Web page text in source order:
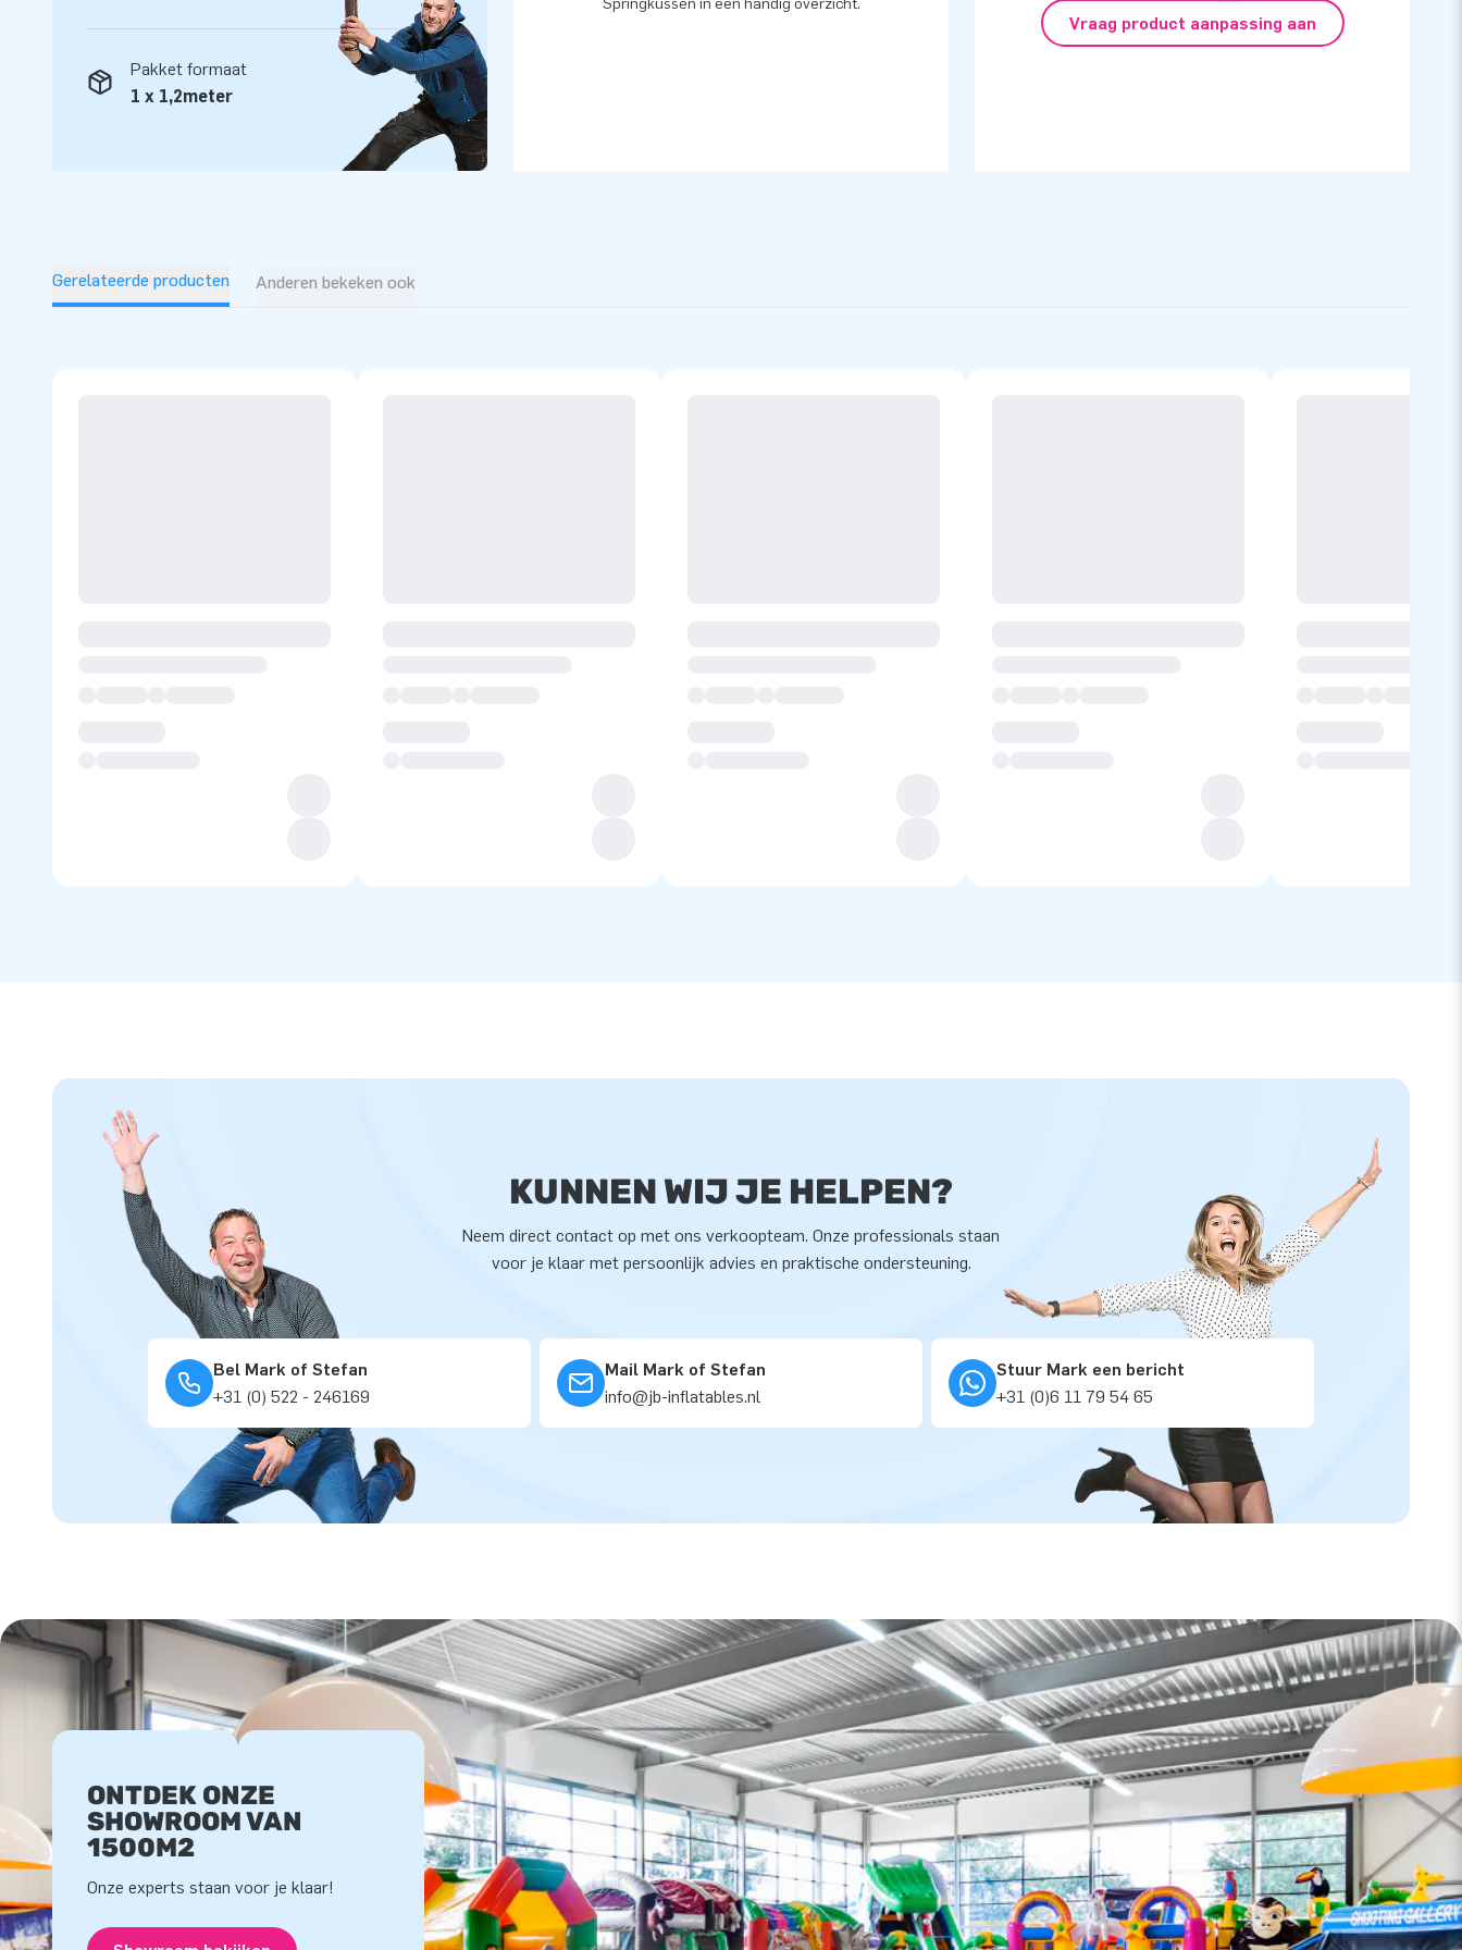
springkussen geschikt voor professioneel gebruik en eenvoudig schoon te maken. Of je nu
verhuurt of zelf gebruikt, met een springkussen van JB ben je verzekerd van jarenlang
speelplezier.
Ga voor kwaliteit en haal een professionele inflatable in huis. Bekijk het complete aanbod
Pakket formaat
1 x 1,2meter
Springkussen in een handig overzicht.
Vraag product aanpassing aan
Gerelateerde producten Anderen bekeken ook
KUNNEN WIJ JE HELPEN?
Neem direct contact op met ons verkoopteam. Onze professionals staan
voor je klaar met persoonlijk advies en praktische ondersteuning.
Bel Mark of Stefan
+31 (0) 522 - 246169
Mail Mark of Stefan
info@jb-inflatables.nl
Stuur Mark een bericht
+31 (0)6 11 79 54 65
ONTDEK ONZE
SHOWROOM VAN
1500M2
Onze experts staan voor je klaar!